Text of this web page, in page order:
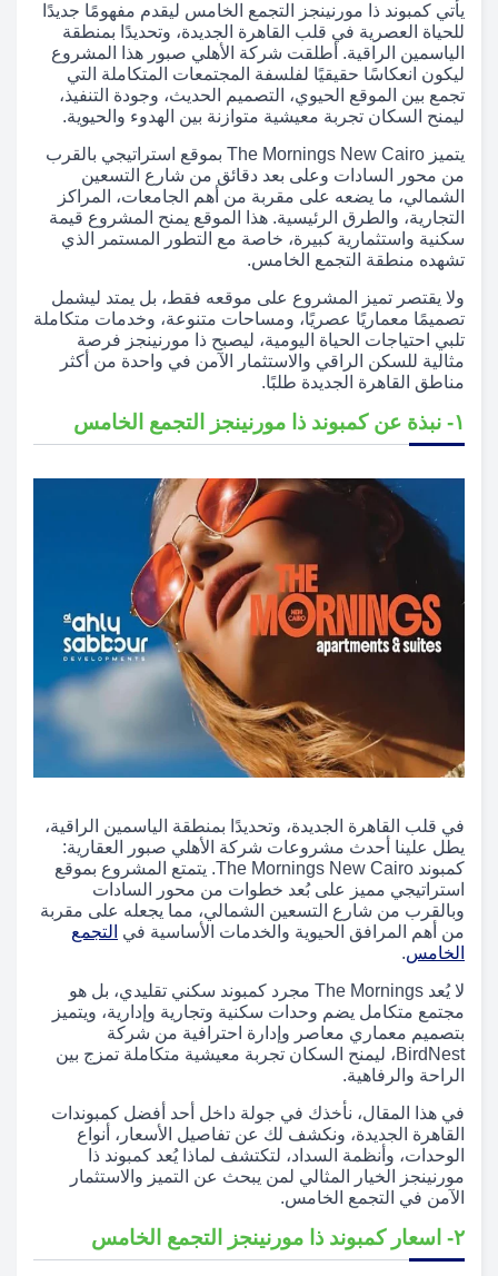
يأتي كمبوند ذا مورنينجز التجمع الخامس ليقدم مفهومًا جديدًا
للحياة العصرية في قلب القاهرة الجديدة، وتحديدًا بمنطقة
الياسمين الراقية. أطلقت شركة الأهلي صبور هذا المشروع
ليكون انعكاسًا حقيقيًا لفلسفة المجتمعات المتكاملة التي
تجمع بين الموقع الحيوي، التصميم الحديث، وجودة التنفيذ،
ليمنح السكان تجربة معيشية متوازنة بين الهدوء والحيوية.
يتميز The Mornings New Cairo بموقع استراتيجي بالقرب
من محور السادات وعلى بعد دقائق من شارع التسعين
الشمالي، ما يضعه على مقربة من أهم الجامعات، المراكز
التجارية، والطرق الرئيسية. هذا الموقع يمنح المشروع قيمة
سكنية واستثمارية كبيرة، خاصة مع التطور المستمر الذي
تشهده منطقة التجمع الخامس.
ولا يقتصر تميز المشروع على موقعه فقط، بل يمتد ليشمل
تصميمًا معماريًا عصريًا، ومساحات متنوعة، وخدمات متكاملة
تلبي احتياجات الحياة اليومية، ليصبح ذا مورنينجز فرصة
مثالية للسكن الراقي والاستثمار الآمن في واحدة من أكثر
مناطق القاهرة الجديدة طلبًا.
۱- نبذة عن كمبوند ذا مورنينجز التجمع الخامس
في قلب القاهرة الجديدة، وتحديدًا بمنطقة الياسمين الراقية،
يطل علينا أحدث مشروعات شركة الأهلي صبور العقارية:
كمبوند The Mornings New Cairo. يتمتع المشروع بموقع
استراتيجي مميز على بُعد خطوات من محور السادات
وبالقرب من شارع التسعين الشمالي، مما يجعله على مقربة
من أهم المرافق الحيوية والخدمات الأساسية في التجمع
الخامس.
لا يُعد The Mornings مجرد كمبوند سكني تقليدي، بل هو
مجتمع متكامل يضم وحدات سكنية وتجارية وإدارية، ويتميز
بتصميم معماري معاصر وإدارة احترافية من شركة
BirdNest، ليمنح السكان تجربة معيشية متكاملة تمزج بين
الراحة والرفاهية.
في هذا المقال، نأخذك في جولة داخل أحد أفضل كمبوندات
القاهرة الجديدة، ونكشف لك عن تفاصيل الأسعار، أنواع
الوحدات، وأنظمة السداد، لتكتشف لماذا يُعد كمبوند ذا
مورنينجز الخيار المثالي لمن يبحث عن التميز والاستثمار
الآمن في التجمع الخامس.
۲- اسعار كمبوند ذا مورنينجز التجمع الخامس